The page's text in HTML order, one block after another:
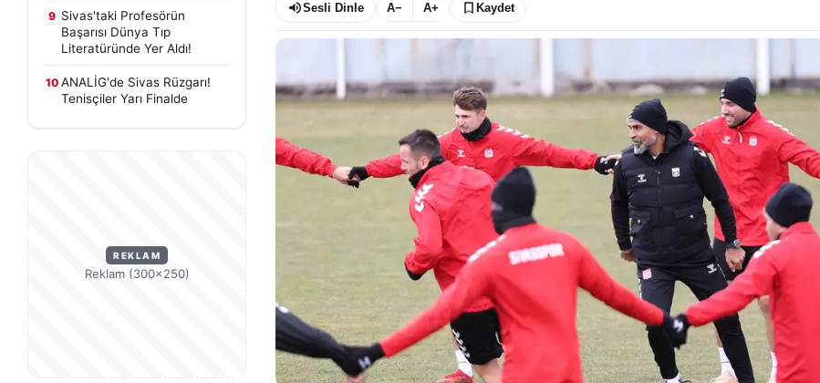
9 Sivas'taki Profesörün
Başarısı Dünya Tıp
Literatüründe Yer Aldı!
10 ANALİG'de Sivas Rüzgarı!
Tenisçiler Yarı Finalde
REKLAM
Reklam (300×250)
Sesli Dinle A− A+ Kaydet